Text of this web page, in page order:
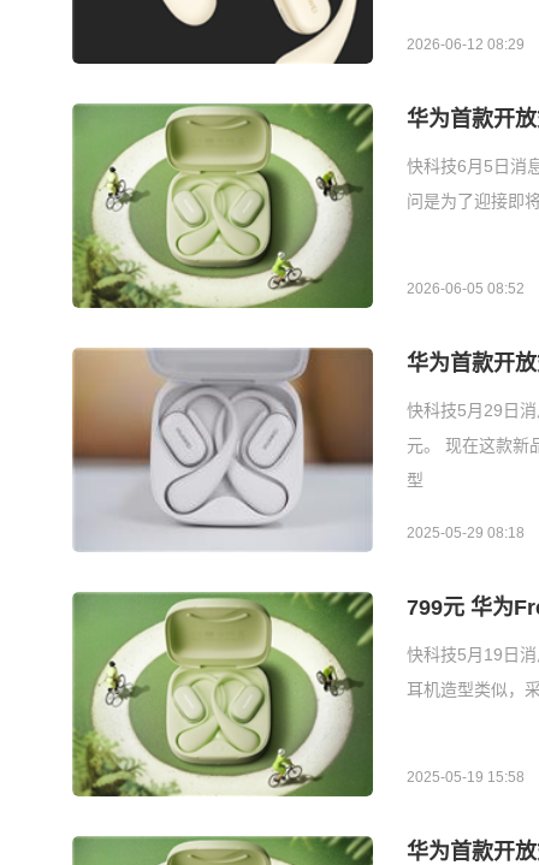
2026-06-12 08:29
华为首款开
快科技6月5日消
问是为了迎接即
2026-06-05 08:52
华为首款开
快科技5月29日
元。 现在这款新
型
2025-05-29 08:18
799元 华为
快科技5月19日
耳机造型类似，
2025-05-19 15:58
华为首款开